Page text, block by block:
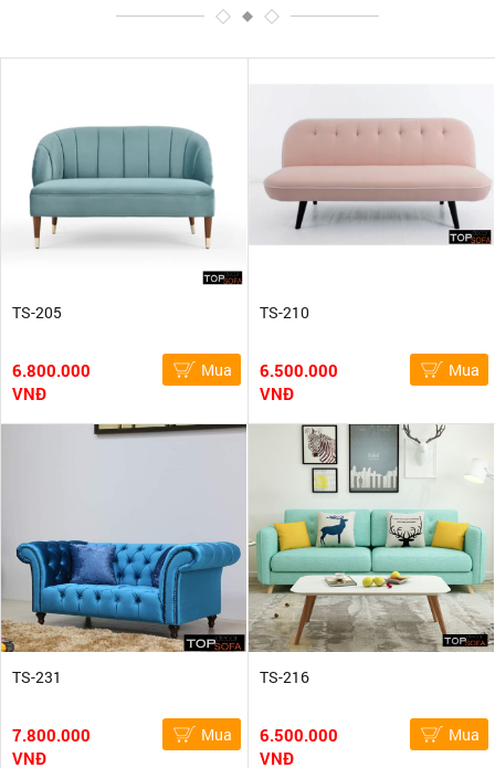
TS-205
6.800.000
VNĐ
Mua
TS-210
6.500.000
VNĐ
Mua
TS-231
7.800.000
VNĐ
Mua
TS-216
6.500.000
VNĐ
Mua